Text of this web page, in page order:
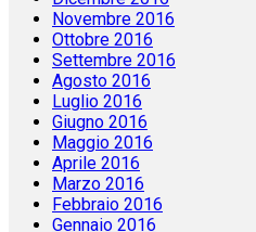
Novembre 2016
Ottobre 2016
Settembre 2016
Agosto 2016
Luglio 2016
Giugno 2016
Maggio 2016
Aprile 2016
Marzo 2016
Febbraio 2016
Gennaio 2016